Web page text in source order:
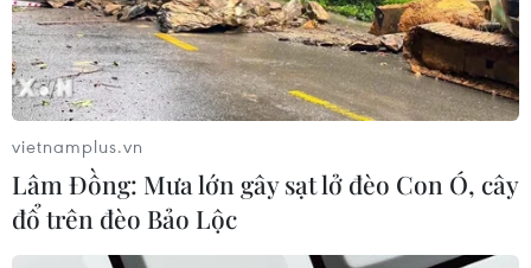
vietnamplus.vn
Lâm Đồng: Mưa lớn gây sạt lở đèo Con Ó, cây
đổ trên đèo Bảo Lộc